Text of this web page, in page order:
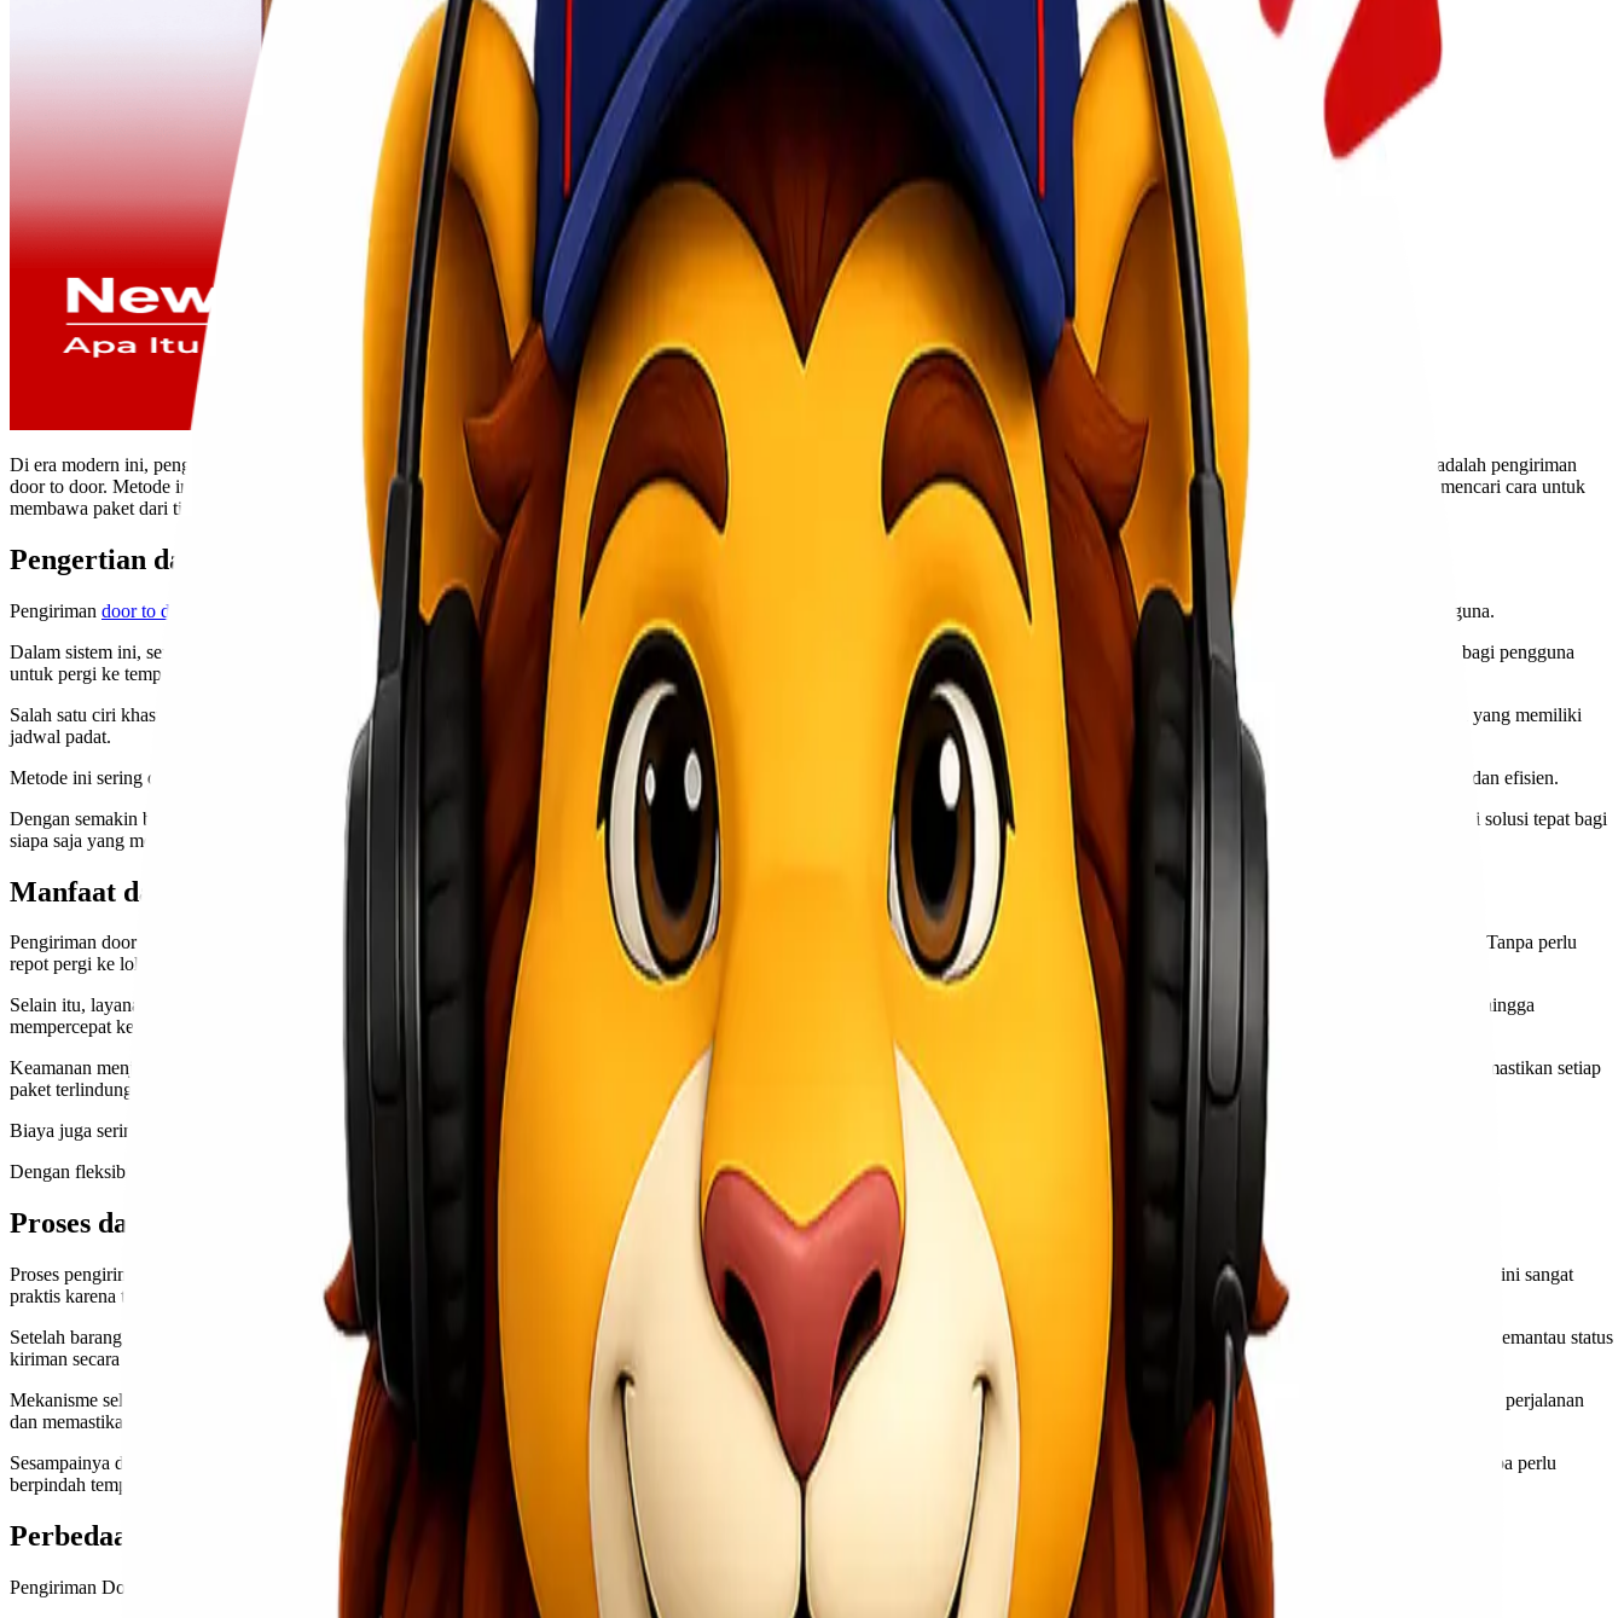
Di era modern ini, pengiriman barang menjadi semakin penting dalam mendukung berbagai aktivitas bisnis dan kehidupan sehari-hari. Salah satu metode pengiriman yang banyak diminati adalah pengiriman
door to door. Metode ini menawarkan kemudahan dan efisiensi bagi mereka yang ingin mengirimkan atau menerima barang tanpa repot. Dengan layanan ini, Anda tidak perlu lagi bingung mencari cara untuk
membawa paket dari titik A ke titik B. Mari kita eksplor lebih jauh mengenai apa itu pengiriman door to door dan manfaatnya!
Pengertian dari Pengiriman Door to Door
Pengiriman door to door
adalah metode pengantaran barang langsung dari alamat pengirim ke alamat penerima. Konsep ini dirancang untuk memberikan kenyamanan maksimal kepada pengguna.
Dalam sistem ini, semua proses dilakukan oleh penyedia layanan. Mulai dari penjemputan paket di lokasi pengirim hingga pengantaran ke tangan penerima. Hal ini menghilangkan kebutuhan bagi pengguna
untuk pergi ke tempat tertentu atau menggunakan kendaraan pribadi.
Salah satu ciri khasnya adalah fleksibilitas waktu dan lokasi. Pengguna dapat menentukan kapan paket akan dijemput dan di mana harus dikirimkan. Ini sangat membantu terutama bagi mereka yang memiliki
jadwal padat.
Metode ini sering digunakan dalam berbagai konteks, baik bisnis maupun pribadi. Dari kiriman dokumen penting hingga barang-barang besar, semuanya bisa dilayani dengan cara yang praktis dan efisien.
Dengan semakin banyaknya perusahaan logistik yang menawarkan layanan ini, konsumen kini memiliki lebih banyak pilihan sesuai dengan kebutuhan mereka. Pengiriman door to door menjadi solusi tepat bagi
siapa saja yang menghargai waktu dan kemudahan dalam bertransaksi.
Manfaat dan Keuntungan dari Pengiriman Door to Door
Pengiriman door to door menawarkan berbagai manfaat yang sangat menguntungkan bagi pengirim dan penerima. Salah satu keuntungan utamanya adalah kemudahan dalam proses pengiriman. Tanpa perlu
repot pergi ke lokasi pengiriman, barang akan diambil langsung dari alamat asal.
Selain itu, layanan ini juga memberikan efisiensi waktu. Pengirim tidak perlu mengantri di kantor ekspedisi atau terminal kargo. Dengan sistem ini, semua langkah dilakukan secara terintegrasi sehingga
mempercepat keseluruhan proses.
Keamanan menjadi faktor penting lainnya. Barang yang dikirimkan dijaga dengan baik selama perjalanan hingga tiba di tangan penerima. Penyedia layanan biasanya memiliki prosedur untuk memastikan setiap
paket terlindungi dengan baik.
Biaya juga seringkali lebih transparan dalam pengiriman jenis ini. Pengguna dapat mengetahui biaya total sejak awal tanpa ada tambahan biaya tersembunyi setelah pengiriman dilakukan.
Dengan fleksibilitas waktu dan tempat, layanan door to door juga cocok untuk individu maupun bisnis yang memerlukan solusi cepat dan praktis dalam hal distribusi barang mereka.
Proses dan Mekanisme Pengiriman Door to Door
Proses pengiriman door to door dimulai dengan penjemputan barang dari lokasi pengirim. Kurir yang ditunjuk akan datang ke alamat yang telah ditentukan untuk mengambil paket tersebut. Proses ini sangat
praktis karena tidak memerlukan usaha lebih dari pihak pengirim.
Setelah barang diambil, kurir akan membawa paket menuju pusat distribusi atau langsung ke alamat tujuan. Sebelum sampai, biasanya ada sistem pelacakan yang memungkinkan penerima untuk memantau status
kiriman secara real-time.
Mekanisme selanjutnya melibatkan proses pengepakan dan penyortiran. Barang-barang dikelompokkan berdasarkan tujuan akhir agar dapat dikirim secara efisien. Ini membantu mengurangi waktu perjalanan
dan memastikan barang tiba dengan aman.
Sesampainya di lokasi tujuan, kurir kembali melakukan tugasnya dengan mengantarkan paket tepat ke depan pintu penerima. Sistem ini menjamin bahwa barang diterima oleh orang yang tepat tanpa perlu
berpindah tempat atau mencari lokasi lain. Hal ini memberikan kenyamanan ekstra bagi konsumen dalam menerima kiriman mereka.
Perbedaan antara Pengiriman Door to Door dengan Port to Port
Pengiriman Door to Door dan Port to Port memiliki perbedaan signifikan dalam hal proses dan layanan yang diberikan.